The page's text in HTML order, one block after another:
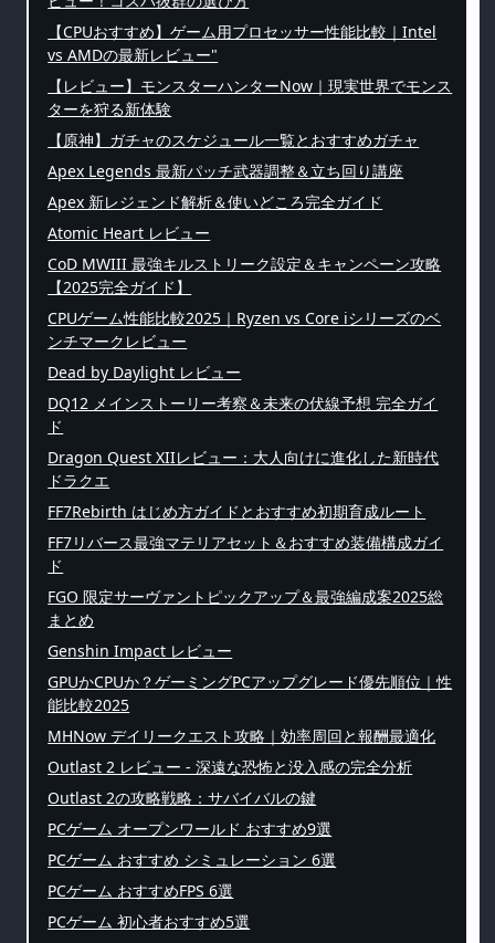
【CPUおすすめ】ゲーム用プロセッサー性能比較｜Intel
vs AMDの最新レビュー"
【レビュー】モンスターハンターNow｜現実世界でモンス
ターを狩る新体験
【原神】ガチャのスケジュール一覧とおすすめガチャ
Apex Legends 最新パッチ武器調整＆立ち回り講座
Apex 新レジェンド解析＆使いどころ完全ガイド
Atomic Heart レビュー
CoD MWIII 最強キルストリーク設定＆キャンペーン攻略
【2025完全ガイド】
CPUゲーム性能比較2025｜Ryzen vs Core iシリーズのベ
ンチマークレビュー
Dead by Daylight レビュー
DQ12 メインストーリー考察＆未来の伏線予想 完全ガイ
ド
Dragon Quest XIIレビュー：大人向けに進化した新時代
ドラクエ
FF7Rebirth はじめ方ガイドとおすすめ初期育成ルート
FF7リバース最強マテリアセット＆おすすめ装備構成ガイ
ド
FGO 限定サーヴァントピックアップ＆最強編成案2025総
まとめ
Genshin Impact レビュー
GPUかCPUか？ゲーミングPCアップグレード優先順位｜性
能比較2025
MHNow デイリークエスト攻略｜効率周回と報酬最適化
Outlast 2 レビュー - 深遠な恐怖と没入感の完全分析
Outlast 2の攻略戦略：サバイバルの鍵
PCゲーム オープンワールド おすすめ9選
PCゲーム おすすめ シミュレーション 6選
PCゲーム おすすめFPS 6選
PCゲーム 初心者おすすめ5選